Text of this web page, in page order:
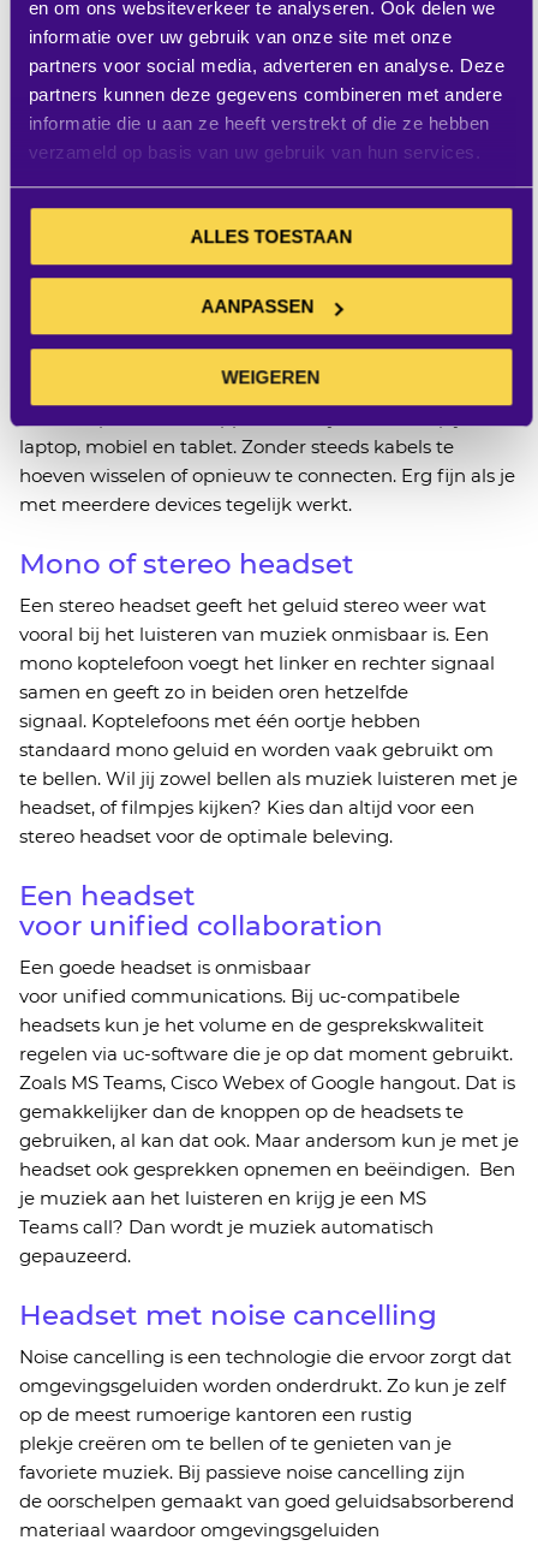
en om ons websiteverkeer te analyseren. Ook delen we
informatie over uw gebruik van onze site met onze
partners voor social media, adverteren en analyse. Deze
partners kunnen deze gegevens combineren met andere
informatie die u aan ze heeft verstrekt of die ze hebben
verzameld op basis van uw gebruik van hun services.
ALLES TOESTAAN
AANPASSEN
WEIGEREN
De voordelen van headsets liggen voor de hand. Je
verstaat je gesprekspartner beter en zelf ben je ook
beter verstaanbaar. Ook in een lawaaiige
kantooromgeving of in een callcenter. Je handen
blijventijdens gesprekken vrij om je computer te
of gewoon rondlopen.Maar een headset is ook
fijn ombijvoorbeeld een video te kijken op je
laptop
Multipoint headsets
headset gebruik je een headset
laptop, mobiel en tablet. Zonder steeds kabels te
hoeven wisselen of opnieuw te connecten. Erg fijn als je
met meerdere devices tegelijk werkt.
Mono of stereo headset
Een stereo headset geeft het geluid stereo weer wat
vooral bij het luisteren van muziek onmisbaar is. Een
mono koptelefoon voegt het linker en rechter signaal
samen en geeft zo in beiden oren hetzelfde
signaal. Koptelefoons met één oortje hebben
standaard mono geluid en worden vaak gebruikt om
te bellen. Wil jij zowel bellen als muziek luisteren met je
headset, offilmpjes kijken? Kies dan altijd voor een
stereo headset voor de optimale beleving.
Een headset
voor unified collaboration
Een goede headset is onmisbaar
voor unified communications. Bij uc-compatibele
headsets kun je het volume en de gesprekskwaliteit
regelen via uc-software die je op dat moment gebruikt.
Zoals MS Teams, Cisco Webex of Google hangout. Dat is
gemakkelijker dan de knoppen op de headsets te
gebruiken, al kan dat ook. Maar andersom kun je met je
headset ook gesprekken opnemen en beëindigen. Ben
je muziek aan het luisteren en krijg je een MS
Teams call? Dan wordt je muziek automatisch
gepauzeerd.
Headset met noise cancelling
Noise cancelling is een technologie die ervoor zorgt dat
omgevingsgeluiden worden onderdrukt. Zo kun je zelf
op de meest rumoerige kantoren een rustig
plekje creëren om te bellen of te genieten van je
favoriete muziek. Bij passieve noise cancelling zijn
de oorschelpen gemaakt van goed geluidsabsorberend
materiaal waardoor omgevingsgeluiden